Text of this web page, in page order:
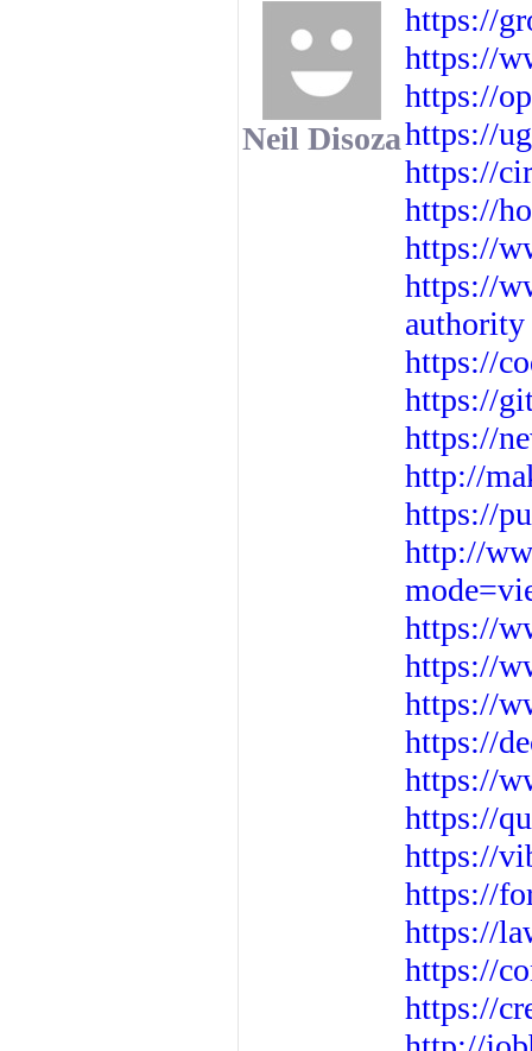
Neil Disoza
https://
https://
https://
https://
https://
https://
https://
https://
authority
https://
https://
https://
http://
https://
http://
https://
https://
https://
https://
https://
https://
https://
https://
https://
https://
https://